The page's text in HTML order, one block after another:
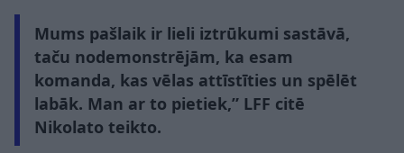
Mums pašlaik ir lieli iztrūkumi sastāvā,
taču nodemonstrējām, ka esam
komanda, kas vēlas attīstīties un spēlēt
labāk. Man ar to pietiek,” LFF citē
Nikolato teikto.